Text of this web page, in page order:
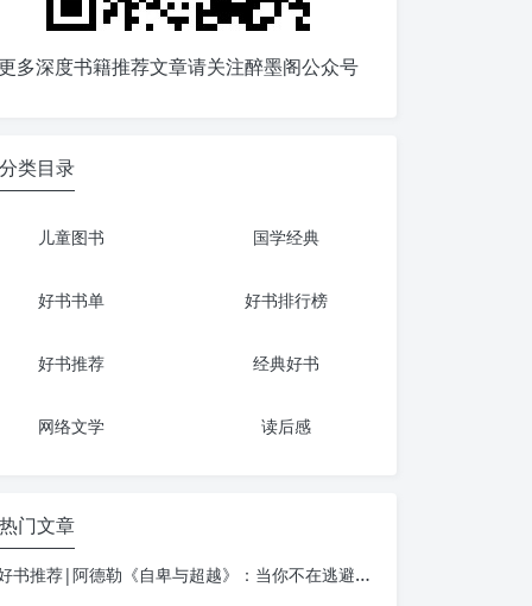
多深度书籍推荐文章请关注醉墨阁公众号
分类目录
儿童图书 国学经典
好书书单 好书排行榜
好书推荐 经典好书
网络文学 读后感
热门文章
书推荐|阿德勒《自卑与超越》：当你不在逃避自己，一切才真正的开始